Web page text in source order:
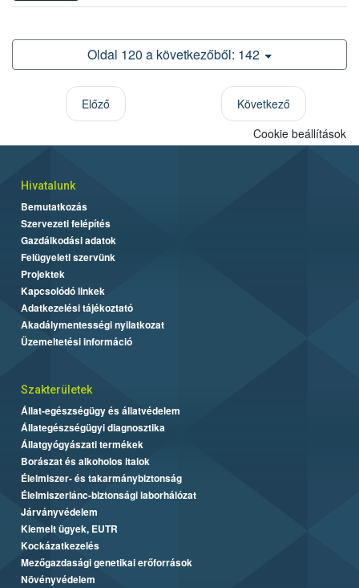
Oldal 120 a következőből: 142
Előző
Következő
Cookie beállítások
Hivatalunk
Bemutatkozás
Szervezeti felépítés
Gazdálkodási adatok
Felügyeleti szervünk
Projektek
Kapcsolódó linkek
Adatkezelési tájékoztató
Akadálymentességi nyilatkozat
Üzemeltetési információ
Szakterületek
Állat-egészségügy és állatvédelem
Állategészségügyi diagnosztika
Állatgyógyászati termékek
Borászat és alkoholos italok
Élelmiszer- és takarmánybiztonság
Élelmiszerlánc-biztonsági laborhálózat
Járványvédelem
Kiemelt ügyek, EUTR
Kockázatkezelés
Mezőgazdasági genetikai erőforrások
Növényvédelem